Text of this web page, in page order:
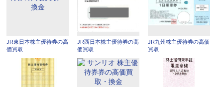
JR東日本株主優待券の高
価買取
JR西日本株主優待券の高
価買取
JR九州株主優待券の高価
買取